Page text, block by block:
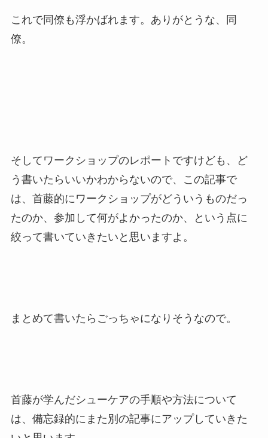
これで同僚も浮かばれます。ありがとうな、同
僚。
そしてワークショップのレポートですけども、ど
う書いたらいいかわからないので、この記事で
は、首藤的にワークショップがどういうものだっ
たのか、参加して何がよかったのか、という点に
絞って書いていきたいと思いますよ。
まとめて書いたらごっちゃになりそうなので。
首藤が学んだシューケアの手順や方法について
は、備忘録的にまた別の記事にアップしていきた